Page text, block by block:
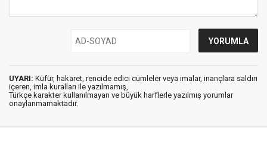
UYARI: Küfür, hakaret, rencide edici cümleler veya imalar, inançlara saldırı
içeren, imla kuralları ile yazılmamış,
Türkçe karakter kullanılmayan ve büyük harflerle yazılmış yorumlar
onaylanmamaktadır.